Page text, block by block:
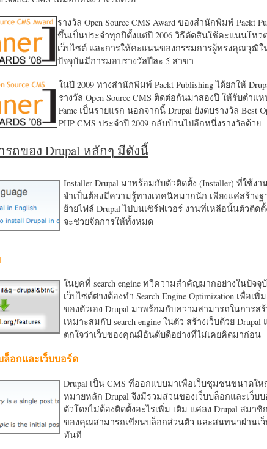
รางวัล Open Source CMS Award ของสำนักพิมพ์ Packt
ขึ้นเป็นประจำทุกปีตั้งแต่ปี 2006 วิธีตัดสินใช้คะแนนโหว
เว็บไซต์ และการให้คะแนนของกรรมการผู้ทรงคุณวุฒิใ
ปัจจุบันมีการมอบรางวัลปีละ 5 สาขา
ในปี 2009 ทางสำนักพิมพ์ Packt Publishing ได้ยกให้
รางวัล Open Source CMS ติดต่อกันมาสองปี ให้รับตำแ
Fame เป็นรายแรก นอกจากนี้ Drupal ยังตบรางวัล Best
PHP CMS ประจำปี 2009 กลับบ้านไปอีกหนึ่งรางวัลด้วย
ถของ Drupal หลักๆ มีดังนี้
Installer Drupal มาพร้อมกับตัวติดตั้ง (Installer) ที่ใช้งา
จำเป็นต้องมีความรู้ทางเทคนิคมากนัก เพียงแค่สร้าง
ย้ายไฟล์ Drupal ไปบนเซิร์ฟเวอร์ งานที่เหลือนั้นตัวติดตั้
จะช่วยจัดการให้ทั้งหมด
ในยุคที่ search engine ทวีความสำคัญมากอย่างในปัจจุ
เว็บไซต์ต่างต้องทำ Search Engine Optimization เพื่อเ
ของตัวเอง Drupal มาพร้อมกับความสามารถในการสร้
เหมาะสมกับ search engine ในตัว สร้างเว็บด้วย
ตกใจว่าเว็บของคุณมีอันดับดีอย่างที่ไม่เคยคิดมาก่อน
อกและเว็บบอร์ด
Drupal เป็น CMS ที่ออกแบบมาเพื่อเว็บชุมชนขนาดให
หมายหลัก Drupal จึงมีรวมส่วนของเว็บบล็อกและเว็บ
ตัวโดยไม่ต้องติดตั้งอะไรเพิ่ม เติม แค่ลง Drupal สมาชิ
ของคุณสามารถเขียนบล็อกส่วนตัว และสนทนาผ่านเว็
ทันที